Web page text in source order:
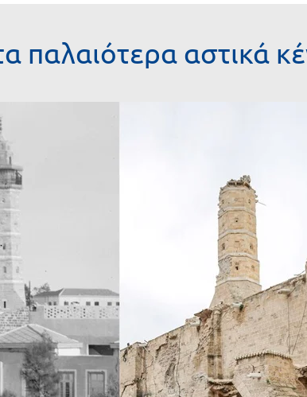
παλαιότερα αστικά